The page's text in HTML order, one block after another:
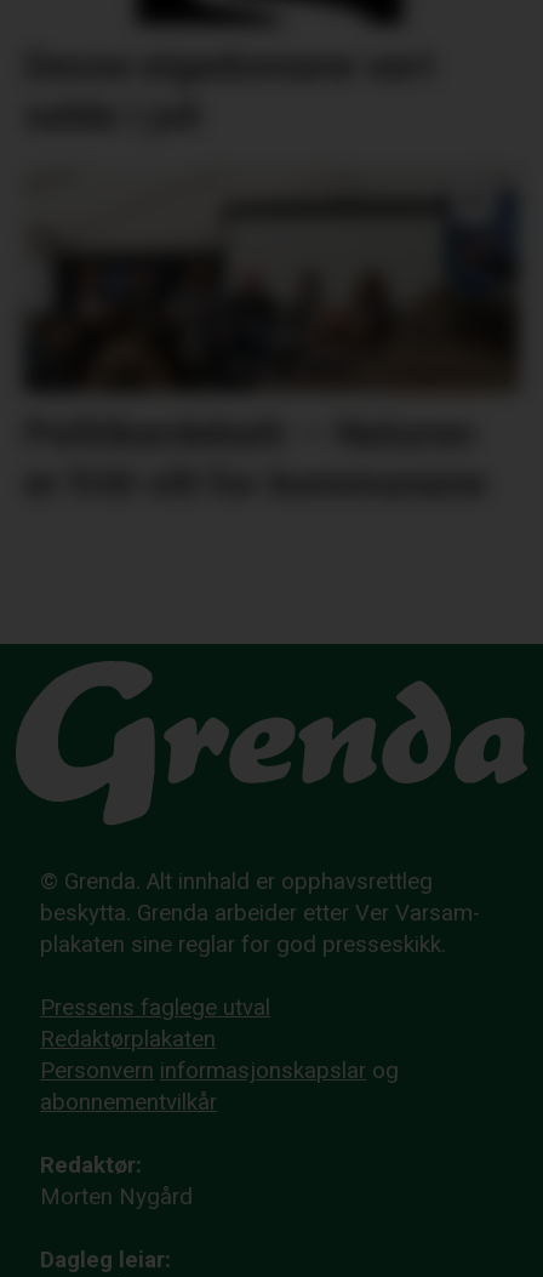
© Grenda. Alt innhald er opphavsrettleg
beskytta. Grenda arbeider etter Ver Varsam-
plakaten sine reglar for god presseskikk.
Pressens faglege utval
Redaktørplakaten
Personvern informasjonskapslar og
abonnementvilkår
Redaktør:
Morten Nygård
Dagleg leiar: